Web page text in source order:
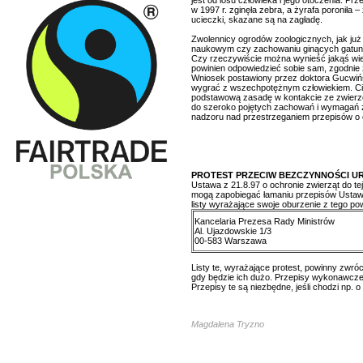
w 1997 r. zginęła zebra, a żyrafa poroniła
ucieczki, skazane są na zagładę.
Zwolennicy ogrodów zoologicznych, jak
naukowym czy zachowaniu ginących
Czy rzeczywiście można wynieść jakąś
powinien odpowiedzieć sobie sam,
Wniosek postawiony przez doktora
wygrać z wszechpotężnym człowiekiem.
podstawową zasadę w kontakcie ze
do szeroko pojętych zachowań i wymagań
nadzoru nad przestrzeganiem przepisów
PROTEST PRZECIW BEZCZYNNOŚCI
Ustawa z 21.8.97 o ochronie zwierząt do
mogą zapobiegać łamaniu przepisów
listy wyrażające swoje oburzenie z tego
Kancelaria Prezesa Rady Ministrów
Al. Ujazdowskie 1/3
00-583 Warszawa
Listy te, wyrażające protest, powinny
gdy będzie ich dużo. Przepisy
Przepisy te są niezbędne, jeśli chodzi np.
Magdalena Tryzno